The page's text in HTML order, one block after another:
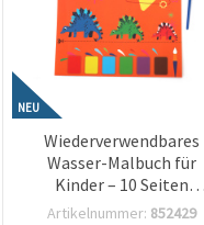
NEU
Wiederverwendbares
Wasser-Malbuch für
Kinder – 10 Seiten
Dinosaurier-Abenteuer –
Artikelnummer: 852429